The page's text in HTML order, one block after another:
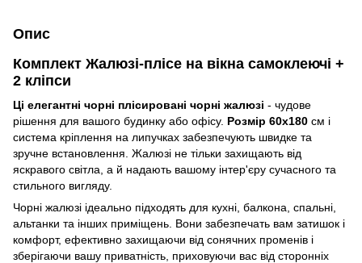
Опис
Комплект Жалюзі-плісе на вікна самоклеючі +
2 кліпси
Ці елегантні чорні плісировані чорні жалюзі - чудове
рішення для вашого будинку або офісу. Розмір 60x180 см і
система кріплення на липучках забезпечують швидке та
зручне встановлення. Жалюзі не тільки захищають від
яскравого світла, а й надають вашому інтер'єру сучасного та
стильного вигляду.
Чорні жалюзі ідеально підходять для кухні, балкона, спальні,
альтанки та інших приміщень. Вони забезпечать вам затишок і
комфорт, ефективно захищаючи від сонячних променів і
зберігаючи вашу приватність, приховуючи вас від сторонніх